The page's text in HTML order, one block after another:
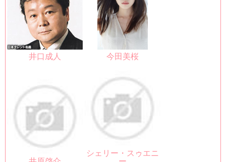
井口成人 今田美桜
シェリー・スゥエニ